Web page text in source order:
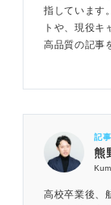
指しています
トや、現役キ
高品質の記事
記
熊
高校卒業後、